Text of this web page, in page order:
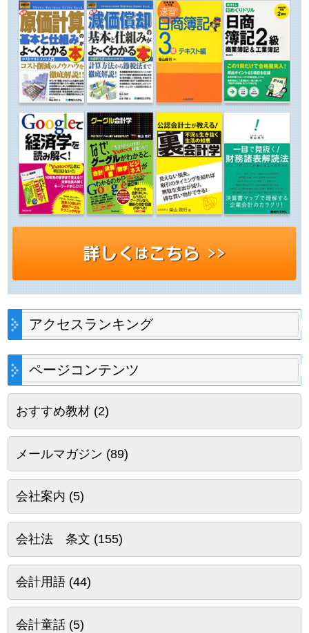
アクセスランキング
ページコンテンツ
おすすめ教材(2)
メールマガジン (89)
会社案内 (5)
会社法 条文 (155)
会計用語(44)
会計童話(5)